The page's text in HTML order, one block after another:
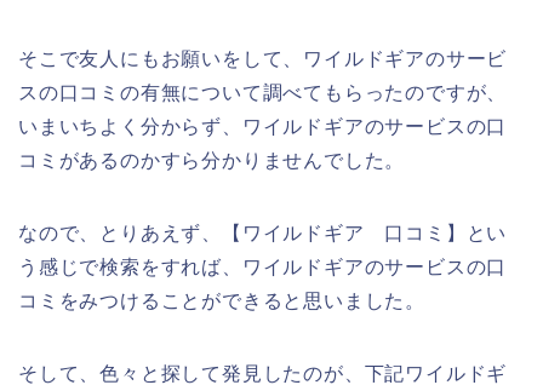
そこで友人にもお願いをして、ワイルドギアのサービ
スの口コミの有無について調べてもらったのですが、
いまいちよく分からず、ワイルドギアのサービスの口
コミがあるのかすら分かりませんでした。
なので、とりあえず、【ワイルドギア 口コミ】とい
う感じで検索をすれば、ワイルドギアのサービスの口
コミをみつけることができると思いました。
そして、色々と探して発見したのが、下記ワイルドギ